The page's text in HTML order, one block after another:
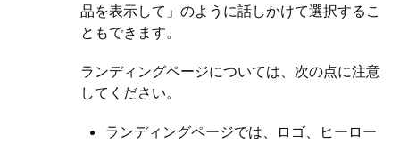
品を表示して」のように話しかけて選択するこ
ともできます。
ランディングページについては、次の点に注意
してください。
ランディングページでは、ロゴ、ヒーロー